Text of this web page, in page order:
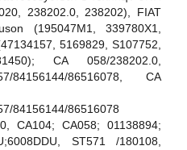
238202.0, 238202), FIAT
(195047M1, 339780X1,
5169829, S107752,
CA 058/238202.0,
84156144/86516078, CA
84156144/86516078
CA104; CA058; 01138894;
ST571 /180108,